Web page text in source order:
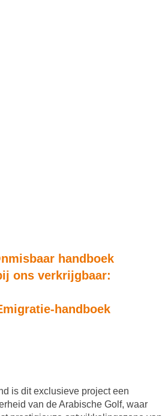
handboek
ons verkrijgbaar:
handboek
is dit exclusieve project een
van de Arabische Golf, waar